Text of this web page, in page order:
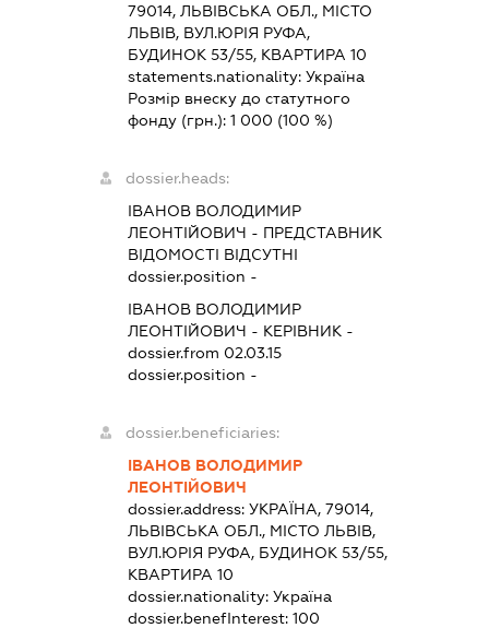
79014, ЛЬВІВСЬКА ОБЛ., МІСТО
ЛЬВІВ, ВУЛ.ЮРІЯ РУФА,
БУДИНОК 53/55, КВАРТИРА 10
statements.nationality: Україна
Розмір внеску до статутного
фонду (грн.): 1 000 (100 %)
dossier.heads:
ІВАНОВ ВОЛОДИМИР
ЛЕОНТІЙОВИЧ - ПРЕДСТАВНИК
ВІДОМОСТІ ВІДСУТНІ
dossier.position -
ІВАНОВ ВОЛОДИМИР
ЛЕОНТІЙОВИЧ - КЕРІВНИК -
dossier.from 02.03.15
dossier.position -
dossier.beneficiaries:
ІВАНОВ ВОЛОДИМИР
ЛЕОНТІЙОВИЧ
dossier.address: УКРАЇНА, 79014,
ЛЬВІВСЬКА ОБЛ., МІСТО ЛЬВІВ,
ВУЛ.ЮРІЯ РУФА, БУДИНОК 53/55,
КВАРТИРА 10
dossier.nationality: Україна
dossier.benefInterest: 100